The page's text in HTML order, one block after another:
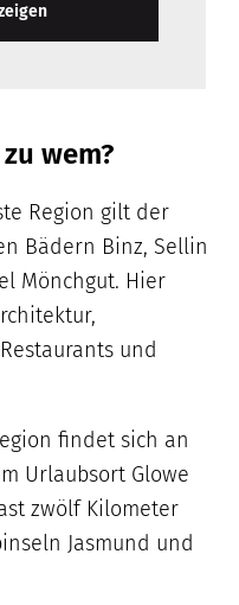
wem?
Region gilt der
Bädern Binz, Sellin
Mönchgut. Hier
und
findet sich an
Urlaubsort Glowe
zwölf Kilometer
Jasmund und